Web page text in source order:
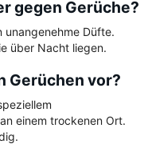
gegen Gerüche?
unangenehme Düfte.
über Nacht liegen.
Gerüchen vor?
einem trockenen Ort.